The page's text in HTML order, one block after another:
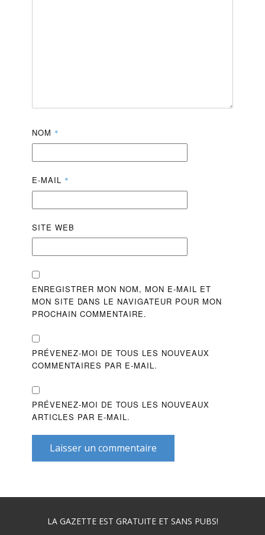
NOM *
E-MAIL *
SITE WEB
ENREGISTRER MON NOM, MON E-MAIL ET
MON SITE DANS LE NAVIGATEUR POUR MON
PROCHAIN COMMENTAIRE.
PRÉVENEZ-MOI DE TOUS LES NOUVEAUX
COMMENTAIRES PAR E-MAIL.
PRÉVENEZ-MOI DE TOUS LES NOUVEAUX
ARTICLES PAR E-MAIL.
Laisser un commentaire
LA GAZETTE EST GRATUITE ET SANS PUBS!